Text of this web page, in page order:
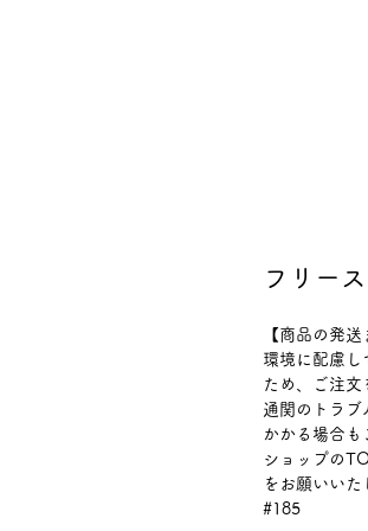
フリー
【商品の発送
環境に配慮し
ため、ご注文
通関のトラブ
かかる場合も
ショップの
をお願いいた
#185